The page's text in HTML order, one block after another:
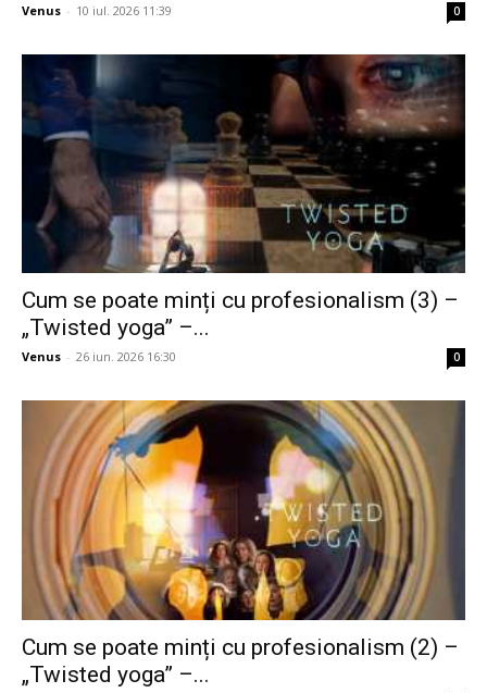
Venus - 10 iul. 2026 11:39 0
Cum se poate minți cu profesionalism (3) –
„Twisted yoga” –...
Venus - 26 iun. 2026 16:30 0
Cum se poate minți cu profesionalism (2) –
„Twisted yoga” –...